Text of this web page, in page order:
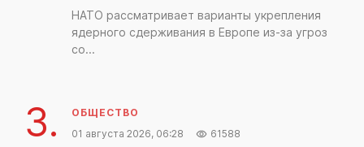
НАТО рассматривает варианты укрепления
ядерного сдерживания в Европе из-за угроз
со...
3.
ОБЩЕСТВО
01 августа 2026, 06:28
61588